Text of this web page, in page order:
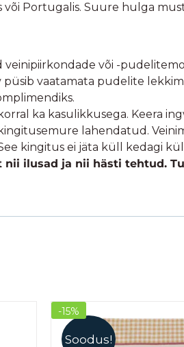
või Portugalis. Suure hulga
veinipiirkondade või -
vaatamata pudelite
ka kasulikkusega. Keera
lahendatud.
kingitus ei jäta küll kedagi
ilusad ja nii hästi tehtud.
Soodus!
-15%